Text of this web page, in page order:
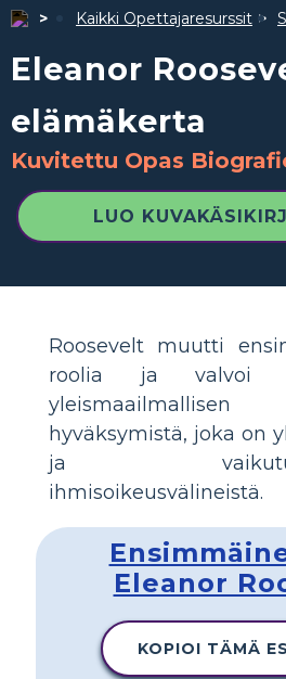
Kaikki Opettajaresurssit
Eleanor
elämäkerta
Kuvitettu Opas
LUO
Roosevelt muutti
roolia ja valvoi
hyväksymistä, joka on
ja
ihmisoikeusvälineistä.
Eleanor
KOPIOI TÄMÄ